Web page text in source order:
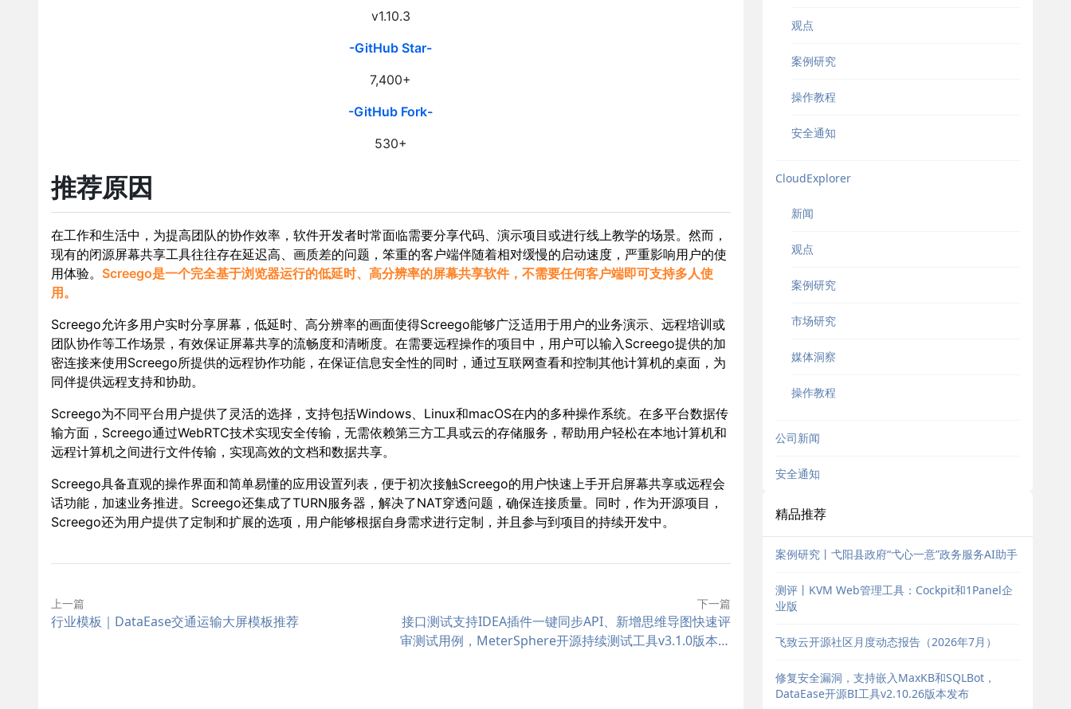
v1.10.3
-GitHub Star-
7,400+
-GitHub Fork-
530+
推荐原因
在工作和生活中，为提高团队的协作效率，软件开发者时常面临需要分享代码、演示项目或进行线上教学的场景。然而，
现有的闭源屏幕共享工具往往存在延迟高、画质差的问题，笨重的客户端伴随着相对缓慢的启动速度，严重影响用户的使
用体验。 Screego是一个完全基于浏览器运行的低延时、高分辨率的屏幕共享软件，不需要任何客户端即可支持多人使
用。
Screego允许多用户实时分享屏幕，低延时、高分辨率的画面使得Screego能够广泛适用于用户的业务演示、远程培训或
团队协作等工作场景，有效保证屏幕共享的流畅度和清晰度。在需要远程操作的项目中，用户可以输入Screego提供的加
密连接来使用Screego所提供的远程协作功能，在保证信息安全性的同时，通过互联网查看和控制其他计算机的桌面，为
同伴提供远程支持和协助。
Screego为不同平台用户提供了灵活的选择，支持包括Windows、Linux和macOS在内的多种操作系统。在多平台数据传
输方面，Screego通过WebRTC技术实现安全传输，无需依赖第三方工具或云的存储服务，帮助用户轻松在本地计算机和
远程计算机之间进行文件传输，实现高效的文档和数据共享。
Screego具备直观的操作界面和简单易懂的应用设置列表，便于初次接触Screego的用户快速上手开启屏幕共享或远程会
话功能，加速业务推进。Screego还集成了TURN服务器，解决了NAT穿透问题，确保连接质量。同时，作为开源项目，
Screego还为用户提供了定制和扩展的选项，用户能够根据自身需求进行定制，并且参与到项目的持续开发中。
上一篇
行业模板｜DataEase交通运输大屏模板推荐
下一篇
接口测试支持IDEA插件一键同步API、新增思维导图快速评
审测试用例，MeterSphere开源持续测试工具v3.1.0版本发
观点
案例研究
操作教程
安全通知
CloudExplorer
新闻
观点
案例研究
市场研究
媒体洞察
操作教程
公司新闻
安全通知
精品推荐
案例研究丨弋阳县政府“弋心一意”政务服务AI助手
测评丨KVM Web管理工具：Cockpit和1Panel企
业版
飞致云开源社区月度动态报告（2026年7月）
修复安全漏洞，支持嵌入MaxKB和SQLBot，
DataEase开源BI工具v2.10.26版本发布